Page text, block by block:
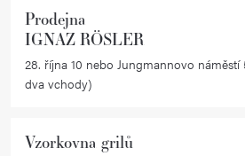
Prodejna
IGNAZ RÖSLER
28. října 10 nebo Jungmannovo
dva vchody)
Vzorkovna grilů